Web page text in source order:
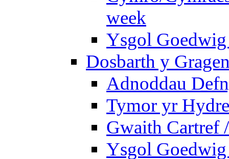
week
Ysgol
Dosbarth y
Adnoddau
Tymor yr
Gwaith Cartref
Ysgol